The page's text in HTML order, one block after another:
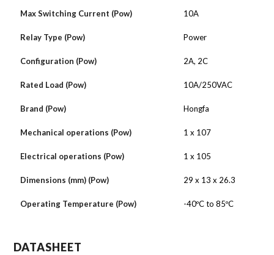
Max Switching Current (Pow) 10A
Relay Type (Pow) Power
Configuration (Pow) 2A, 2C
Rated Load (Pow) 10A/250VAC
Brand (Pow) Hongfa
Mechanical operations (Pow) 1 x 107
Electrical operations (Pow) 1 x 105
Dimensions (mm) (Pow) 29 x 13 x 26.3
Operating Temperature (Pow) -40ºC to 85ºC
DATASHEET